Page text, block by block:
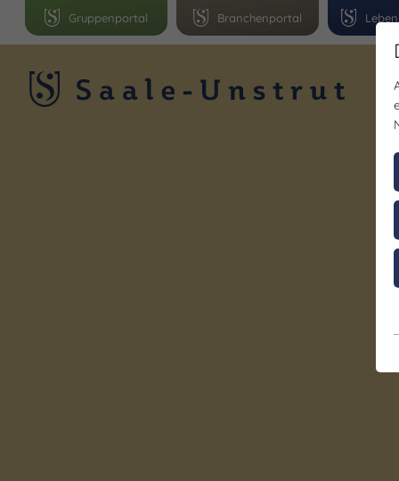
Branchenportal
Gruppenportal